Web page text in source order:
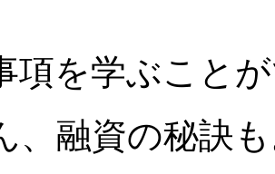
項を学ぶこと
、融資の秘訣